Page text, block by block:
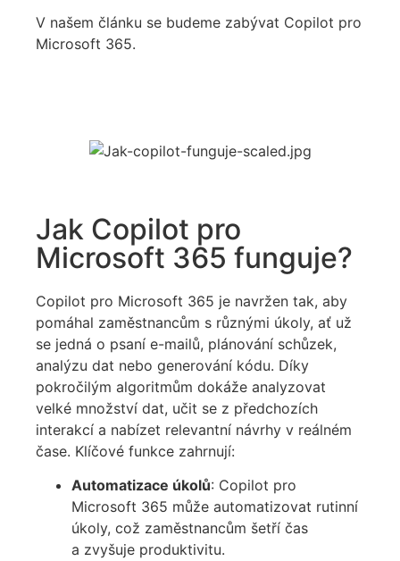
V našem článku se budeme zabývat Copilot pro
Microsoft 365.
Jak Copilot pro
Microsoft 365 funguje?
Copilot pro Microsoft 365 je navržen tak, aby
pomáhal zaměstnancům s různými úkoly, ať už
se jedná o psaní e-mailů, plánování schůzek,
analýzu dat nebo generování kódu. Díky
pokročilým algoritmům dokáže analyzovat
velké množství dat, učit se z předchozích
interakcí a nabízet relevantní návrhy v reálném
čase. Klíčové funkce zahrnují:
Automatizace úkolů: Copilot pro
Microsoft 365 může automatizovat rutinní
úkoly, což zaměstnancům šetří čas
a zvyšuje produktivitu.